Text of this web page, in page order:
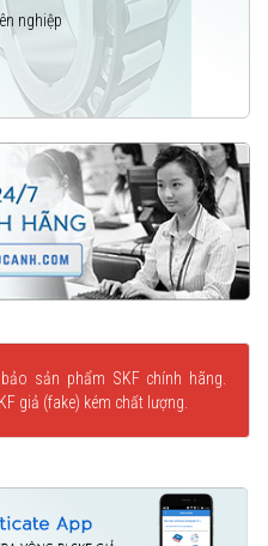
nghiệp
sản phẩm SKF chính hãng.
giả (fake) kém chất lượng.